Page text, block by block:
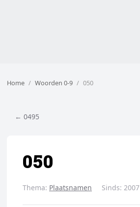
Home Woorden 0-9 050
← 0495
050
Thema: Plaatsnamen Sinds: 2007